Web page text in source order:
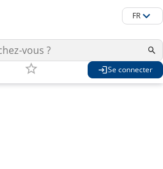
FR
Se connecter